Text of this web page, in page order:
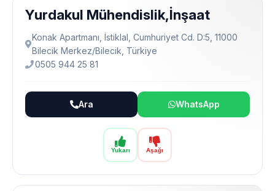
Yukarı Aşağı
Yurdakul Mühendislik,İnşaat
Konak Apartmanı, İstiklal, Cumhuriyet Cd. D:5, 11000
Bilecik Merkez/Bilecik, Türkiye
0505 944 25 81
Ara WhatsApp